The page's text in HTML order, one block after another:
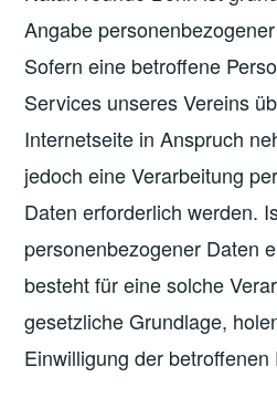
Angabe
Sofern eine betroffene
Services unseres Vereins
Internetseite in Anspruch
jedoch eine Verarbeitung
Daten erforderlich werden.
personenbezogener Daten
besteht für eine solche
gesetzliche Grundlage,
Einwilligung der betroffenen